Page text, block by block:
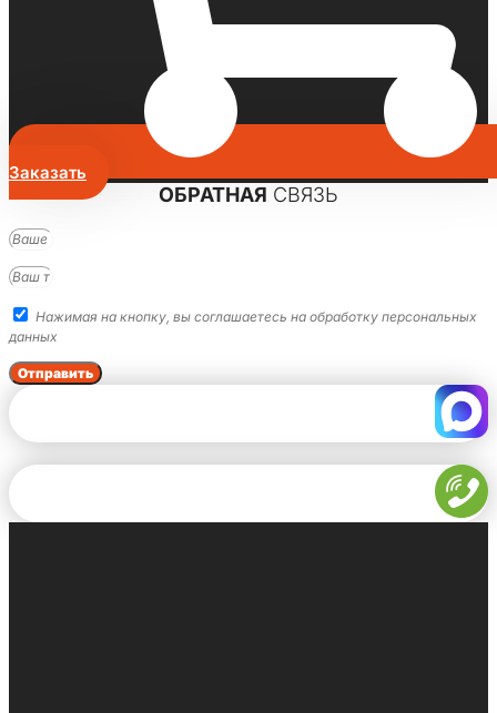
Заказать
ОБРАТНАЯ СВЯЗЬ
Нажимая на кнопку, вы соглашаетесь на обработку персональных
данных
Отправить